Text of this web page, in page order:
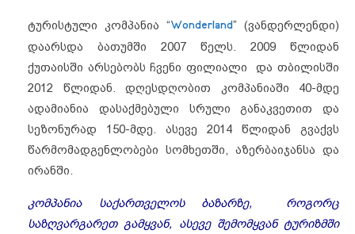
ტურისტული კომპანია “Wonderland” (ვანდერლენდი)
დაარსდა ბათუმში 2007 წელს. 2009 წლიდან
ქუთაისში არსებობს ჩვენი ფილიალი და თბილისში
2012 წლიდან. დღესდღობით კომპანიაში 40-მდე
ადამიანია დასაქმებული სრული განაკვეთით და
სეზონურად 150-მდე. ასევე 2014 წლიდან გვაქვს
წარმომადგენლობები სომხეთში, აზერბაიჯანსა და
ირანში.
კომპანია საქართველოს ბაზარზე, როგორც
საზღვარგარეთ გამყვან, ასევე შემომყვან ტურიზმში